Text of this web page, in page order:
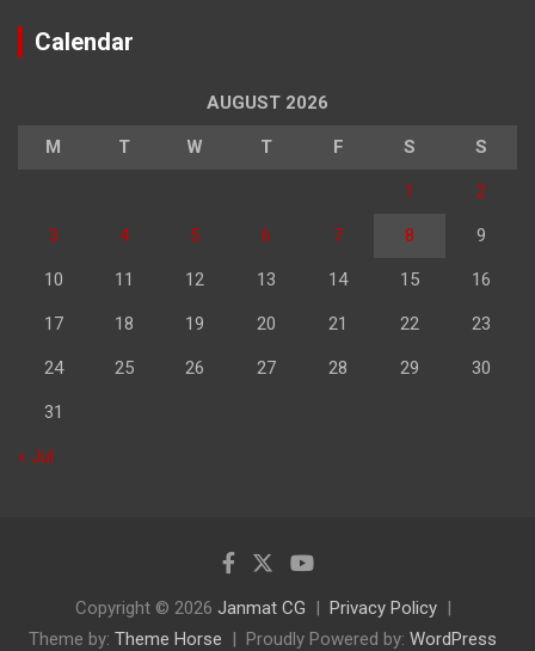
Calendar
AUGUST 2026
M T W T F S S
1 2
3 4 5 6 7 8 9
10 11 12 13 14 15 16
17 18 19 20 21 22 23
24 25 26 27 28 29 30
31
« Jul
Copyright © 2026 Janmat CG
Privacy Policy
Theme by: Theme Horse Proudly Powered by: WordPress